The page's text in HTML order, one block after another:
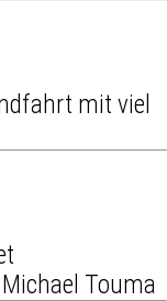
mit viel
Michael Touma